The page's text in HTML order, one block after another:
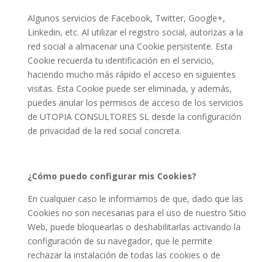
Algunos servicios de Facebook, Twitter, Google+,
Linkedin, etc. Al utilizar el registro social, autorizas a la
red social a almacenar una Cookie persistente. Esta
Cookie recuerda tu identificación en el servicio,
haciendo mucho más rápido el acceso en siguientes
visitas. Esta Cookie puede ser eliminada, y además,
puedes anular los permisos de acceso de los servicios
de UTOPIA CONSULTORES SL desde la configuración
de privacidad de la red social concreta.
¿Cómo puedo configurar mis Cookies?
En cualquier caso le informamos de que, dado que las
Cookies no son necesarias para el uso de nuestro Sitio
Web, puede bloquearlas o deshabilitarlas activando la
configuración de su navegador, que le permite
rechazar la instalación de todas las cookies o de